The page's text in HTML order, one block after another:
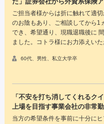
ご担当者様からは折に触れて適
のお陰もあり、ご相談してから1
でき、希望通り、現職退職後に
ました。コトラ様にお力添えい
60代、男性、私立大学卒
「不安を打ち消してくれるク
上場を目指す事業会社の非常
当方の希望条件を事前に十分に